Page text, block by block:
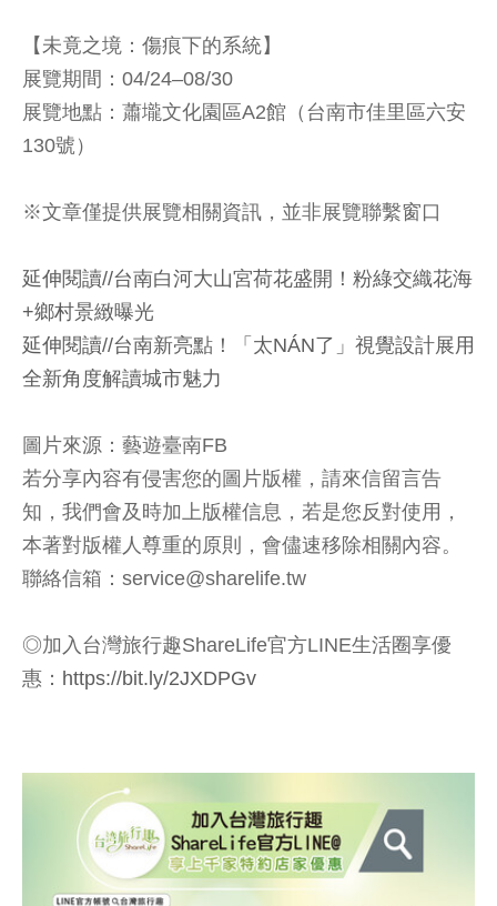
【未竟之境：傷痕下的系統】
展覽期間：04/24–08/30
展覽地點：蕭壠文化園區A2館（台南市佳里區六安
130號）
※文章僅提供展覽相關資訊，並非展覽聯繫窗口
延伸閱讀//台南白河大山宮荷花盛開！粉綠交織花海
+鄉村景緻曝光
延伸閱讀//台南新亮點！「太NÁN了」視覺設計展用
全新角度解讀城市魅力
圖片來源：藝遊臺南FB
若分享內容有侵害您的圖片版權，請來信留言告
知，我們會及時加上版權信息，若是您反對使用，
本著對版權人尊重的原則，會儘速移除相關內容。
聯絡信箱：service@sharelife.tw
◎加入台灣旅行趣ShareLife官方LINE生活圈享優
惠： https://bit.ly/2JXDPGv